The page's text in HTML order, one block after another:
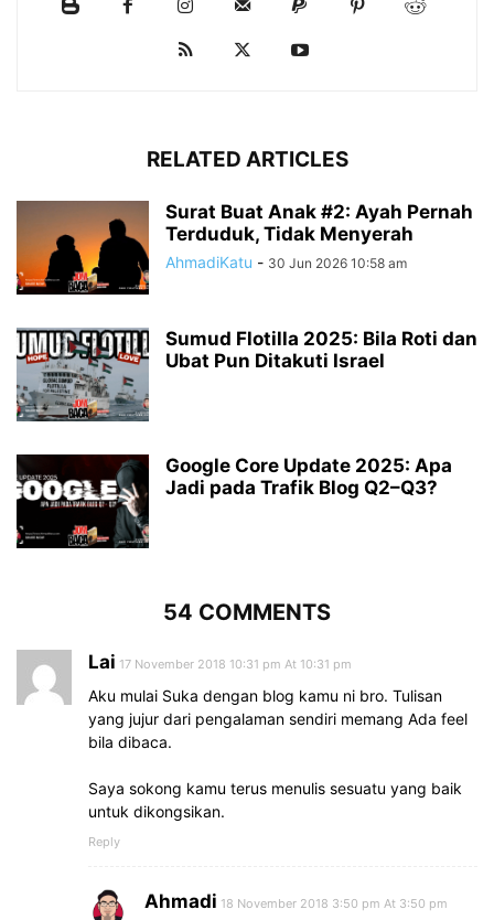
RELATED ARTICLES
Surat Buat Anak #2: Ayah Pernah
Terduduk, Tidak Menyerah
AhmadiKatu - 30 Jun 2026 10:58 am
Sumud Flotilla 2025: Bila Roti dan
Ubat Pun Ditakuti Israel
Google Core Update 2025: Apa
Jadi pada Trafik Blog Q2–Q3?
54 COMMENTS
Lai 17 November 2018 10:31 pm At 10:31 pm
Aku mulai Suka dengan blog kamu ni bro. Tulisan
yang jujur dari pengalaman sendiri memang Ada feel
bila dibaca.
Saya sokong kamu terus menulis sesuatu yang baik
untuk dikongsikan.
Reply
Ahmadi 18 November 2018 3:50 pm At 3:50 pm